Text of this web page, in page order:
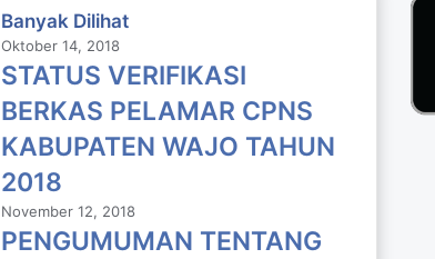
Banyak Dilihat
Oktober 14, 2018
STATUS VERIFIKASI
BERKAS PELAMAR CPNS
KABUPATEN WAJO TAHUN
2018
November 12, 2018
PENGUMUMAN TENTANG